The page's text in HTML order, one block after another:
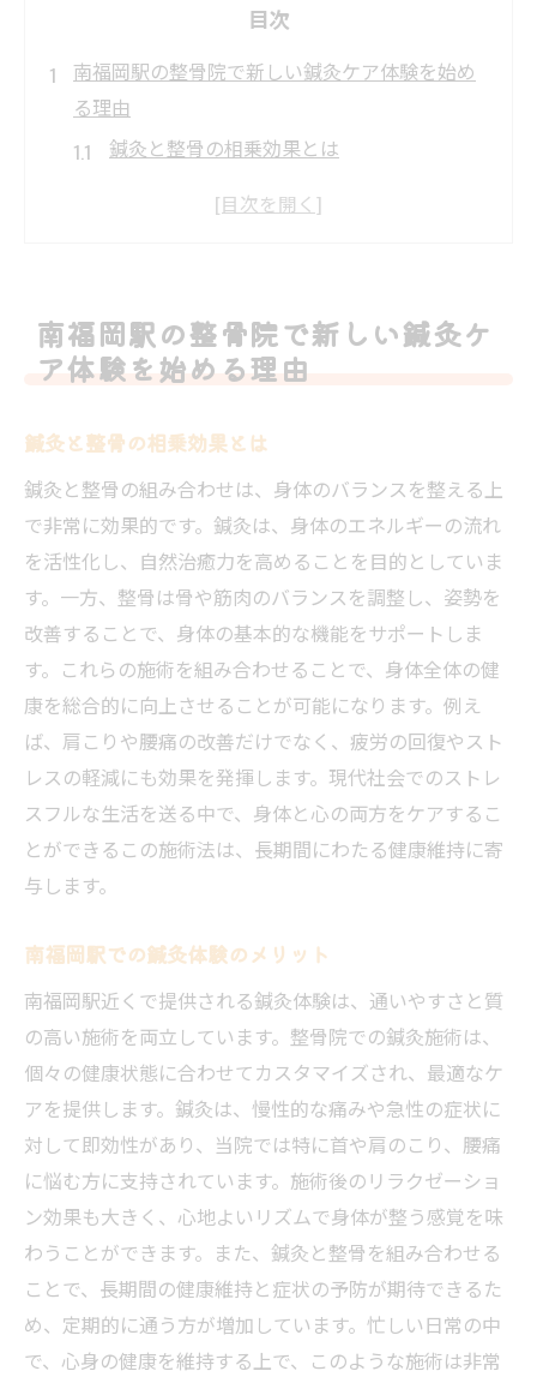
目次
南福岡駅の整骨院で新しい鍼灸ケア体験を始め
る理由
鍼灸と整骨の相乗効果とは
健康維持に役立つ整骨院の魅力
整骨院と鍼灸が融合した南福岡駅のユニークな
施術法
鍼灸と整骨の融合の効果
施術前後の変化を実感
南福岡駅での施術の流れ
体験者の声から見る効果
定期的な施術で得られる健康効果
現代人の疲れを癒す南福岡駅の整骨院での新習
慣
仕事ストレスを和らげる方法
長時間のデスクワークによる疲労回復
リフレッシュの重要性と実践法
日常生活に取り入れたいリラクゼーション
法
整骨院での日常ストレス解消法を南福岡駅で体
感しよう
ストレス解消のための手技療法
鍼灸で得られるストレス緩和
整骨院でリセットする心と身体
南福岡駅での体験談から学ぶ
ストレス管理のための健康習慣
リラクゼーションがもたらす生活の質向上
南福岡駅の整骨院で新しい鍼灸ケ
ア体験を始める理由
鍼灸と整骨の相乗効果とは
鍼灸と整骨の組み合わせは、身体のバランスを整える上
で非常に効果的です。鍼灸は、身体のエネルギーの流れ
を活性化し、自然治癒力を高めることを目的としていま
す。一方、整骨は骨や筋肉のバランスを調整し、姿勢を
改善することで、身体の基本的な機能をサポートしま
す。これらの施術を組み合わせることで、身体全体の健
康を総合的に向上させることが可能になります。例え
ば、肩こりや腰痛の改善だけでなく、疲労の回復やスト
レスの軽減にも効果を発揮します。現代社会でのストレ
スフルな生活を送る中で、身体と心の両方をケアするこ
とができるこの施術法は、長期間にわたる健康維持に寄
与します。
南福岡駅での鍼灸体験のメリット
南福岡駅近くで提供される鍼灸体験は、通いやすさと質
の高い施術を両立しています。整骨院での鍼灸施術は、
個々の健康状態に合わせてカスタマイズされ、最適なケ
アを提供します。鍼灸は、慢性的な痛みや急性の症状に
対して即効性があり、当院では特に首や肩のこり、腰痛
に悩む方に支持されています。施術後のリラクゼーショ
ン効果も大きく、心地よいリズムで身体が整う感覚を味
わうことができます。また、鍼灸と整骨を組み合わせる
ことで、長期間の健康維持と症状の予防が期待できるた
め、定期的に通う方が増加しています。忙しい日常の中
で、心身の健康を維持する上で、このような施術は非常